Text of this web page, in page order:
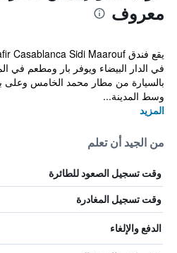
معروف
وسط المدينة...
المزيد
من الجيد أن تعلم
وقت تسجيل الصعود للطائرة
وقت تسجيل المغادرة
الدفع والإلغاء